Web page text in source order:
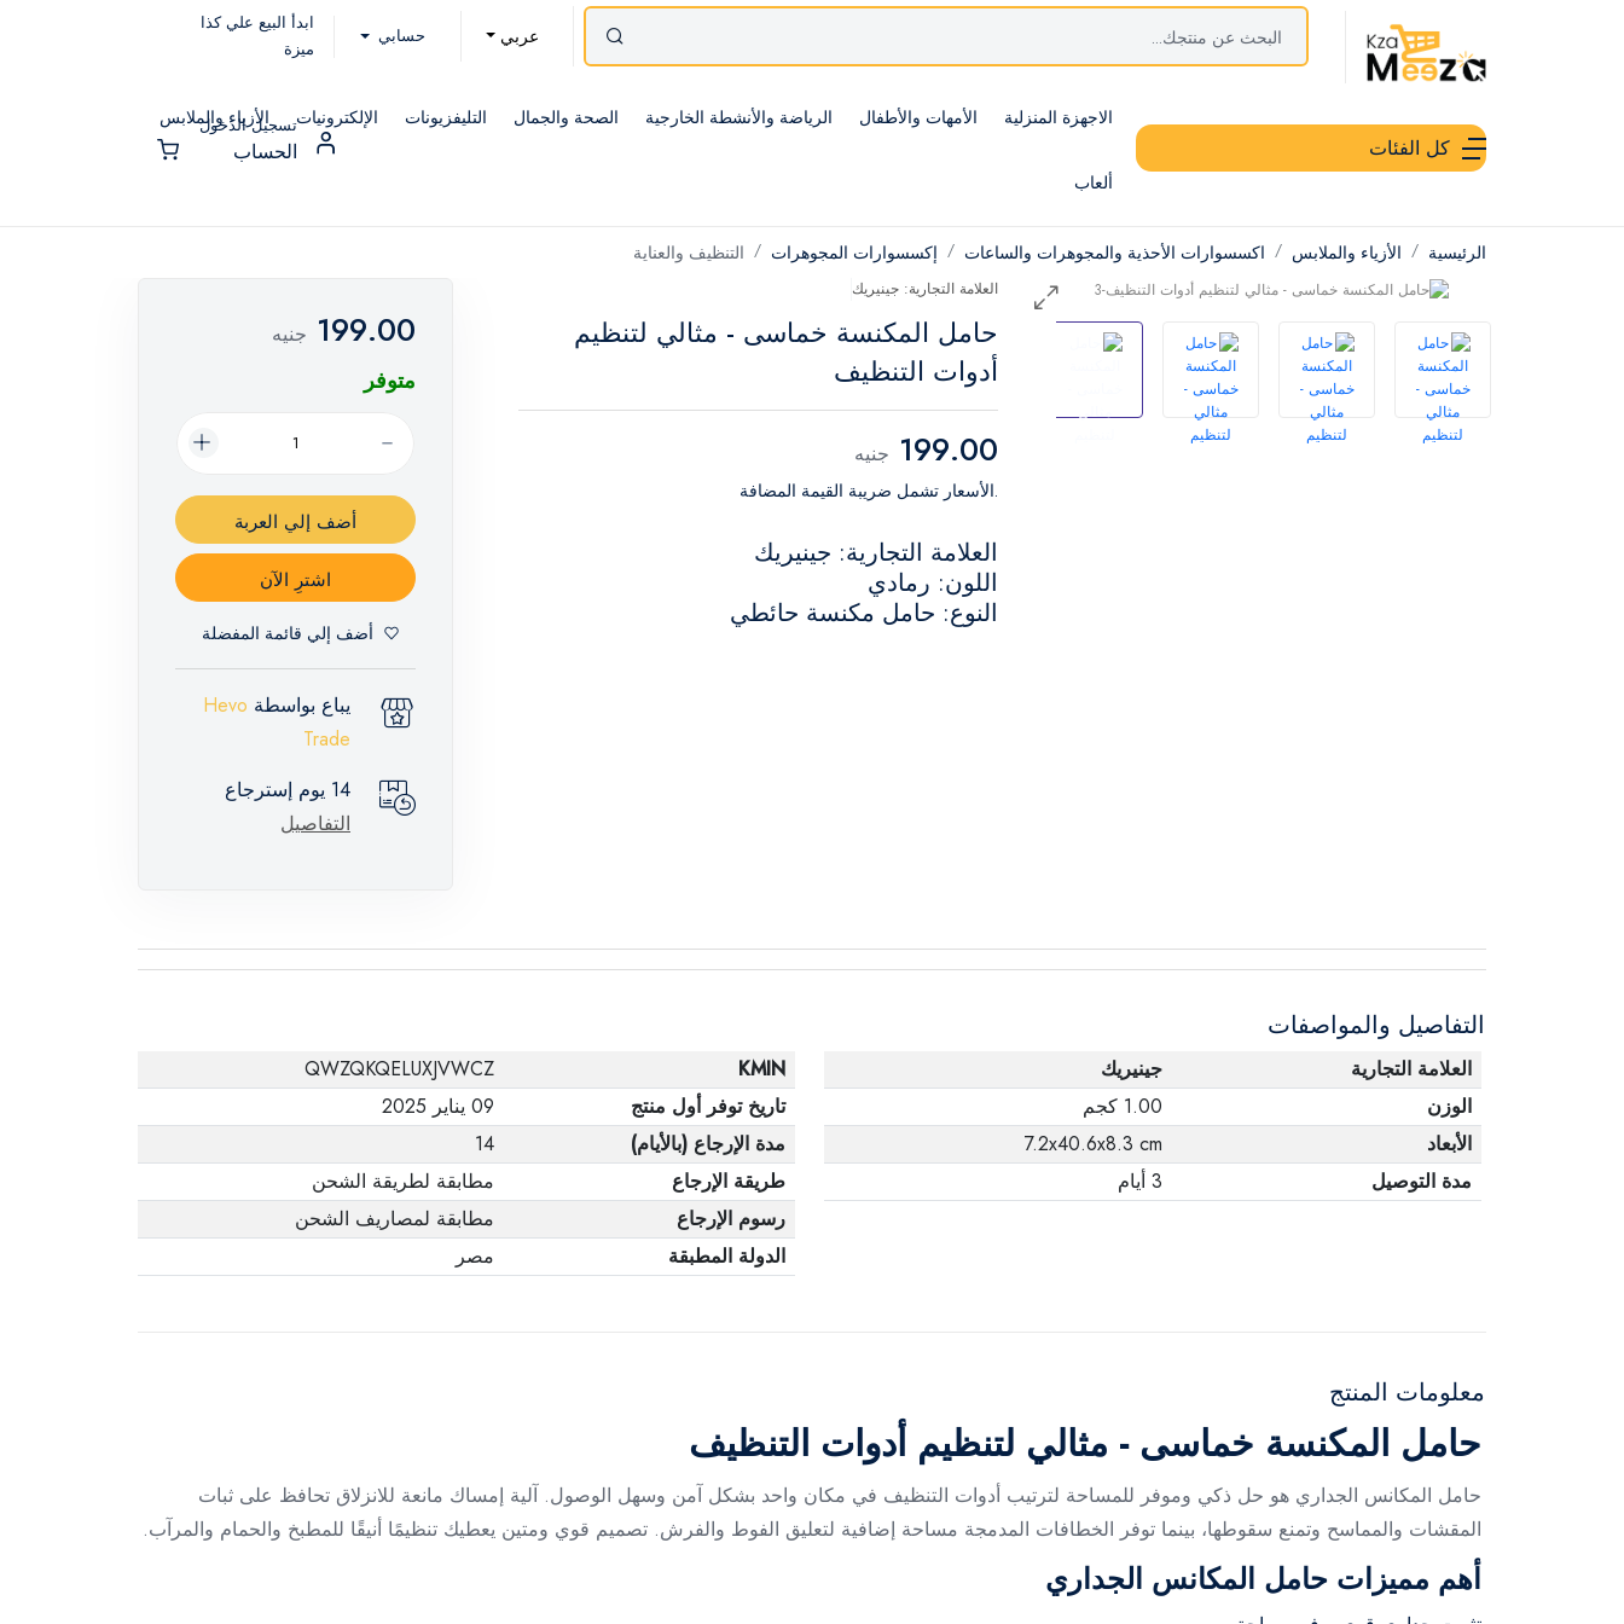
عربي حسابي
ابدأ البيع علي كذا
ميزة
كل الفئات
الاجهزة المنزلية الأمهات والأطفال الرياضة والأنشطة الخارجية الصحة والجمال التليفزيونات الإلكترونيات الأزياء والملابس
ألعاب
تسجيل الدخول
الحساب
الرئيسية الأزياء والملابس اكسسوارات الأحذية والمجوهرات والساعات إكسسوارات المجوهرات التنظيف والعناية
العلامة التجارية: جينيريك
حامل المكنسة خماسى - مثالي لتنظيم
أدوات التنظيف
199.00 جنيه
.الأسعار تشمل ضريبة القيمة المضافة
العلامة التجارية: جينيريك
اللون: رمادي
النوع: حامل مكنسة حائطي
199.00 جنيه
متوفر
أضف إلي العربة
اشترِ الآن
أضف إلي قائمة المفضلة
يباع بواسطة Hevo
Trade
14 يوم إسترجاع
التفاصيل
التفاصيل والمواصفات
العلامة التجارية
جينيريك
الوزن
1.00 كجم
الأبعاد
7.2x40.6x8.3 cm
مدة التوصيل
3 أيام
KMIN
QWZQKQELUXJVWCZ
تاريخ توفر أول منتج
09 يناير 2025
مدة الإرجاع (بالأيام)
14
طريقة الإرجاع
مطابقة لطريقة الشحن
رسوم الإرجاع
مطابقة لمصاريف الشحن
الدولة المطبقة
مصر
معلومات المنتج
حامل المكنسة خماسى - مثالي لتنظيم أدوات التنظيف
حامل المكانس الجداري هو حل ذكي وموفر للمساحة لترتيب أدوات التنظيف في مكان واحد بشكل آمن وسهل الوصول. آلية إمساك مانعة للانزلاق تحافظ على ثبات
المقشات والمماسح وتمنع سقوطها، بينما توفر الخطافات المدمجة مساحة إضافية لتعليق الفوط والفرش. تصميم قوي ومتين يعطيك تنظيمًا أنيقًا للمطبخ والحمام والمرآب.
أهم مميزات حامل المكانس الجداري